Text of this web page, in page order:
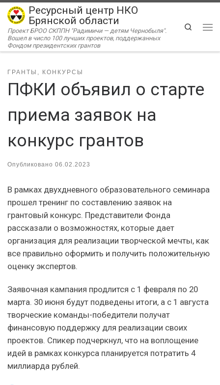
Перейти к содержимому
Ресурсный центр НКО
Брянской области
Проект БРОО СКППН "Радимичи — детям Чернобыля".
Вошел в число 100 лучших проектов, поддержанных
Фондом президентских грантов
Search
ГРАНТЫ, КОНКУРСЫ
ПФКИ объявил о старте
приема заявок на
конкурс грантов
Опубликовано 06.02.2023
В рамках двухдневного образовательного семинара
прошел тренинг по составлению заявок на
грантовый конкурс. Представители Фонда
рассказали о возможностях, которые дает
организация для реализации творческой мечты, как
все правильно оформить и получить положительную
оценку экспертов.
Заявочная кампания продлится с 1 февраля по 20
марта. 30 июня будут подведены итоги, а с 1 августа
творческие команды-победители получат
финансовую поддержку для реализации своих
проектов. Спикер подчеркнул, что на воплощение
идей в рамках конкурса планируется потратить 4
миллиарда рублей.